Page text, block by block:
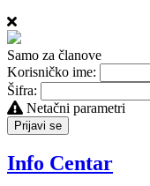
Samo za članove
Korisničko ime:
Šifra:
Netačni parametri
Prijavi se
Info Centar